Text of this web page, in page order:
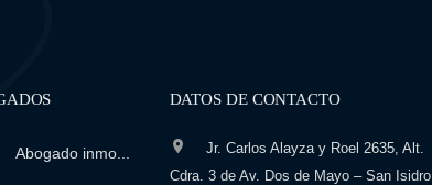
Abogado inmo...
DATOS DE CONTACTO
Jr. Carlos Alayza y Roel 2635, Alt.
Cdra. 3 de Av. Dos de Mayo – San Isidro